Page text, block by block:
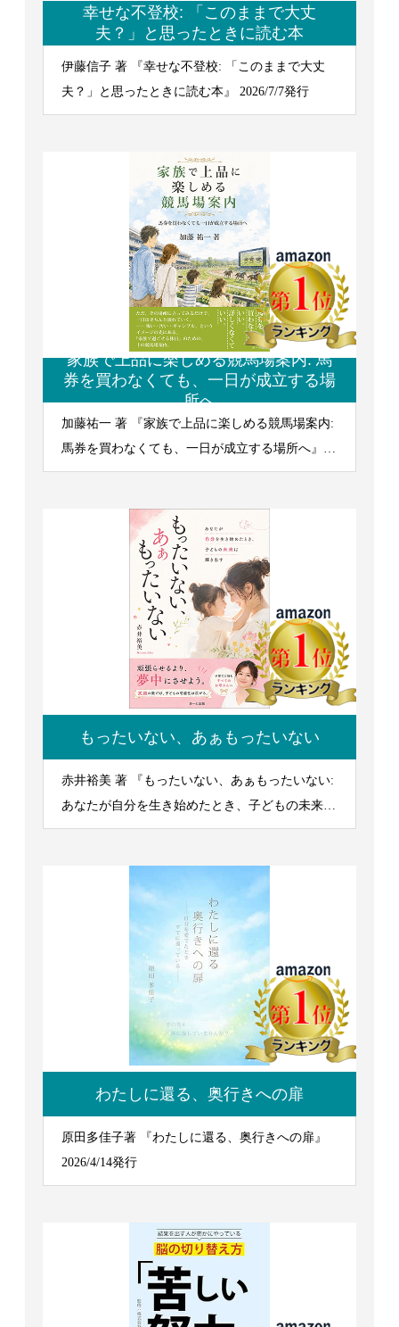
幸せな不登校: 「このままで大丈
夫？」と思ったときに読む本
伊藤信子 著 『幸せな不登校: 「このままで大丈
夫？」と思ったときに読む本』 2026/7/7発行
家族で上品に楽しめる競馬場案内: 馬
券を買わなくても、一日が成立する場
所へ
加藤祐一 著 『家族で上品に楽しめる競馬場案内:
馬券を買わなくても、一日が成立する場所へ』
2026/5/21発行
もったいない、あぁもったいない
赤井裕美 著 『もったいない、あぁもったいない:
あなたが自分を生き始めたとき、子どもの未来は
輝き出す』 2026/7/7発行
わたしに還る、奥行きへの扉
原田多佳子著 『わたしに還る、奥行きへの扉』
2026/4/14発行